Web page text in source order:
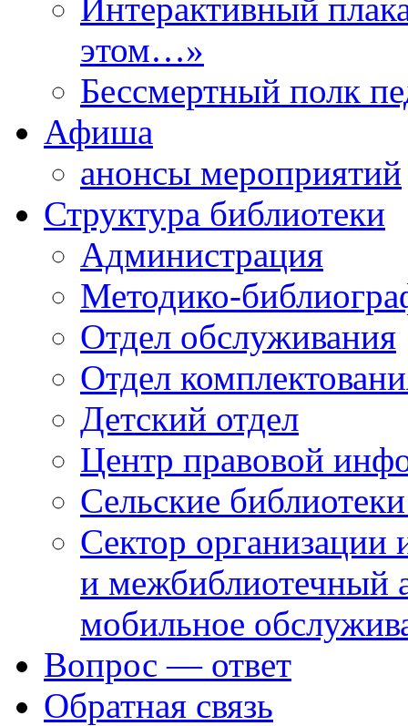
Интерактивный
этом…»
Бессмертный полк
Афиша
анонсы мероприятий
Структура библиотеки
Администрация
Методико-
Отдел обслуживания
Отдел
Детский отдел
Центр правовой
Сельские
Сектор организации
и межбиблиотечный
мобильное
Вопрос — ответ
Обратная связь